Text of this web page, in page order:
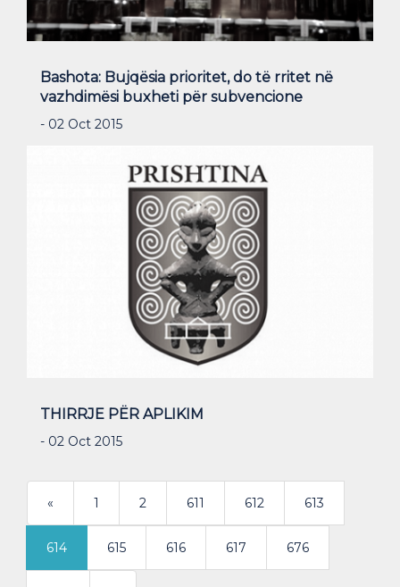
Bashota: Bujqësia prioritet, do të rritet në
vazhdimësi buxheti për subvencione
- 02 Oct 2015
THIRRJE PËR APLIKIM
- 02 Oct 2015
« 1 2 611 612 613
614 615 616 617 676